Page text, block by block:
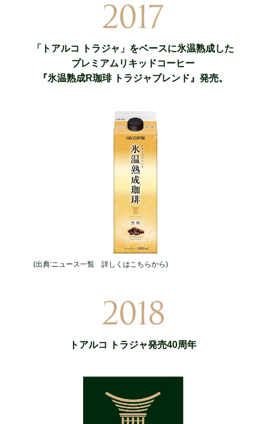
「トアルコ トラジャ」をベースに氷温熟成した
プレミアムリキッドコーヒー
『氷温熟成R珈琲 トラジャブレンド』発売。
(出典:ニュース一覧 詳しくはこちらから)
トアルコ トラジャ発売40周年